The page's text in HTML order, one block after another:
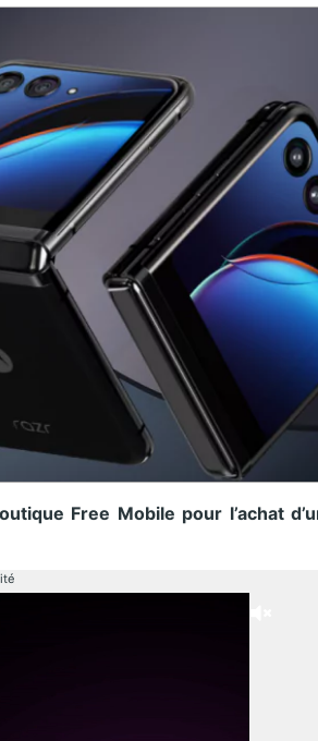
Free Mobile pour l’achat